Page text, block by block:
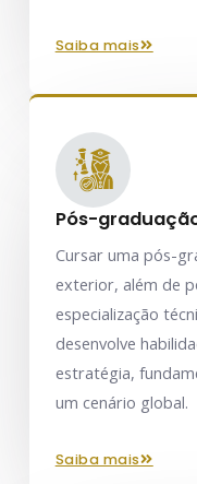
saiba mais
Pós-
Cursar uma pós-
exterior, além de
especialização
desenvolve
estratégia,
um cenário global.
saiba mais